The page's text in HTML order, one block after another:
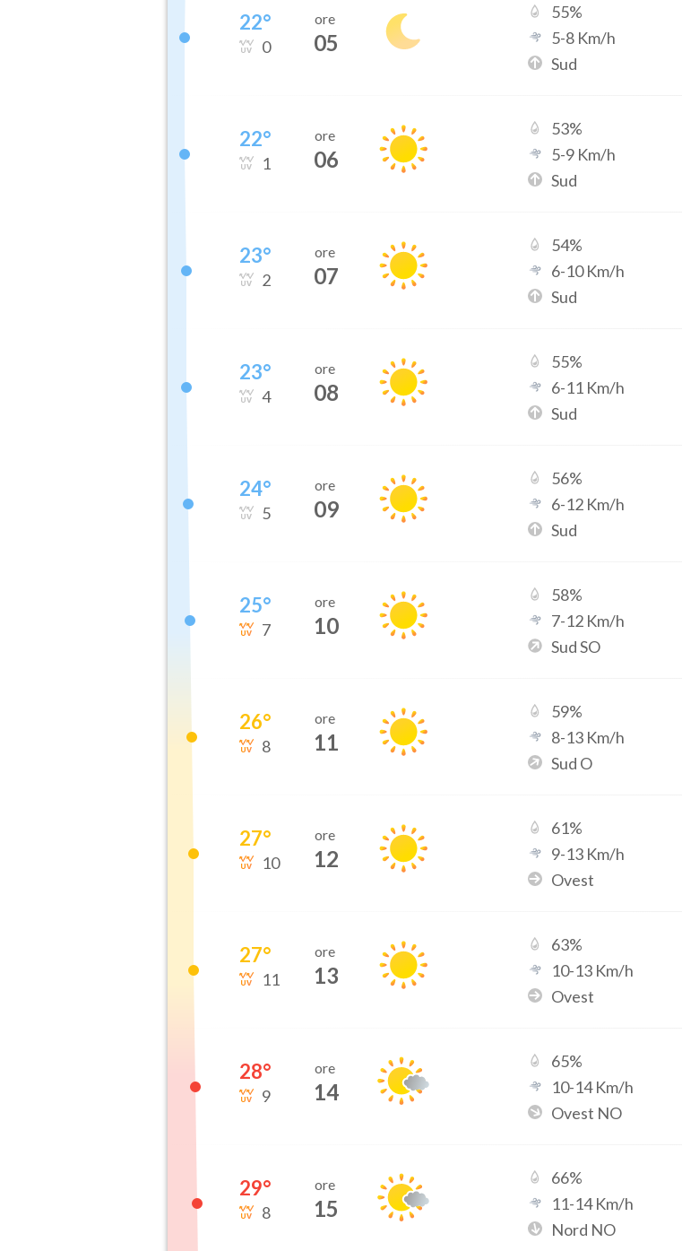
22°
0
ore
05
55%
5-8 Km/h
Sud
22°
1
ore
06
53%
5-9 Km/h
Sud
23°
2
ore
07
54%
6-10Km/h
Sud
23°
4
ore
08
55%
6-11 Km/h
Sud
24°
5
ore
09
56%
6-12 Km/h
Sud
25°
7
ore
10
58%
7-12 Km/h
Sud SO
26°
8
ore
11
59%
8-13 Km/h
Sud O
27°
10
ore
12
61%
9-13 Km/h
Ovest
27°
11
ore
13
63%
10-13 Km/h
Ovest
28°
9
ore
14
65%
10-14Km/h
Ovest NO
29°
8
ore
15
66%
11-14Km/h
Nord NO